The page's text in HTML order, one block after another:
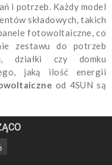
i potrzeb. Każdy model
składowych, takich
fotowoltaiczne, co
zestawu do potrzeb
działki czy domku
jaką ilość energii
od 4SUN są